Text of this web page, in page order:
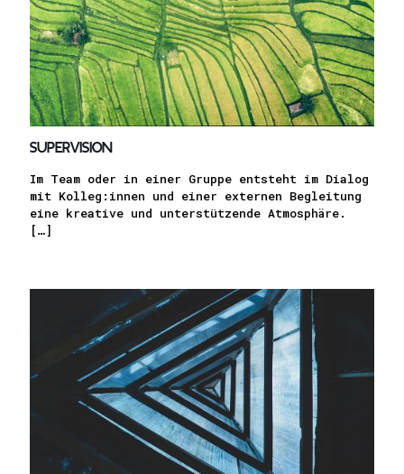
Supervision
Im Team oder in einer Gruppe entsteht im Dialog
mit Kolleg:innen und einer externen Begleitung
eine kreative und unterstützende Atmosphäre.
[…]